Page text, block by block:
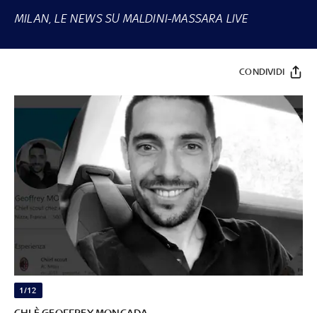
MILAN, LE NEWS SU MALDINI-MASSARA LIVE
CONDIVIDI
1/12